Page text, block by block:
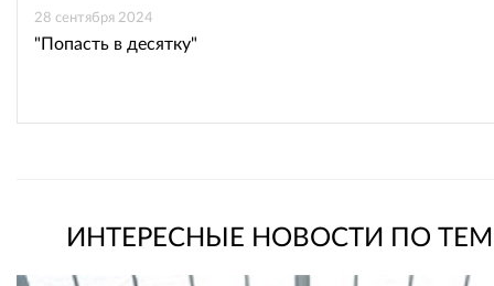
28 сентября 2024
"Попасть в десятку"
ИНТЕРЕСНЫЕ НОВОСТИ ПО